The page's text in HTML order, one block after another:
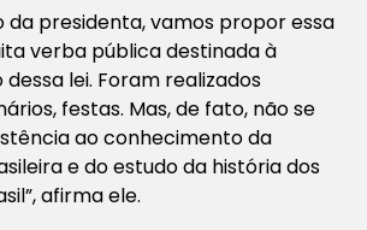
da presidenta, vamos propor essa
verba pública destinada à
lei. Foram realizados
festas. Mas, de fato, não se
ao conhecimento da
e do estudo da história dos
afirma ele.